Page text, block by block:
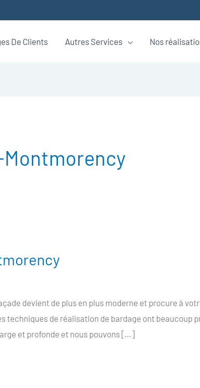
De Clients Autres Services Nos
Montmorency
devient de plus en plus moderne et procure à
de réalisation de bardage ont beaucoup
et profonde et nous pouvons […]